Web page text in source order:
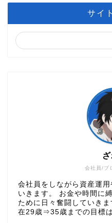
サイ
会社員/ブ
会社員をしながら資産運
いきます。 お金や時間に
ために日々奮闘していき
在29歳⇒35歳までの目標は